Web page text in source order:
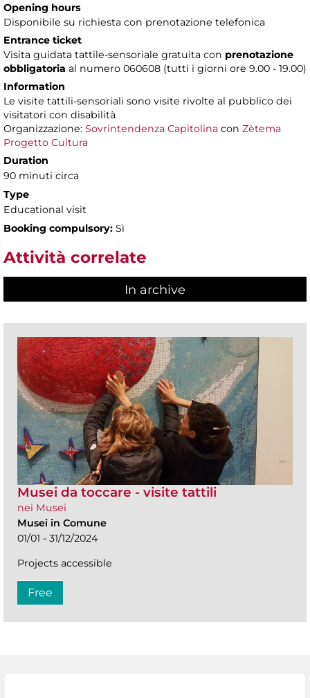
Opening hours
Disponibile su richiesta con prenotazione telefonica
Entrance ticket
Visita guidata tattile-sensoriale gratuita con prenotazione
obbligatoria al numero 060608 (tutti i giorni ore 9.00 - 19.00)
Information
Le visite tattili-sensoriali sono visite rivolte al pubblico dei
visitatori con disabilità
Organizzazione: Sovrintendenza Capitolina con Zètema
Progetto Cultura
Duration
90 minuti circa
Type
Educational visit
Booking compulsory: Sì
Attività correlate
In archive
Musei da toccare - visite tattili
nei Musei
Musei in Comune
01/01 - 31/12/2024
Projects accessible
Free